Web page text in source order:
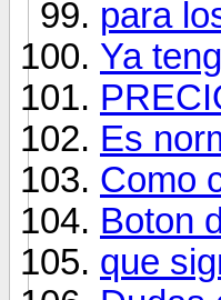
para
Ya
Es
Como
Boton
que